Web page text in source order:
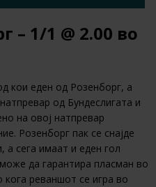
– 1/1 @ 2.00 во
кои еден од Розенборг, а
од Бундеслигата и
на овој натпревар
Розенборг пак се снајде
а сега имаат и еден гол
да гарантира пласман во
реваншот се игра во